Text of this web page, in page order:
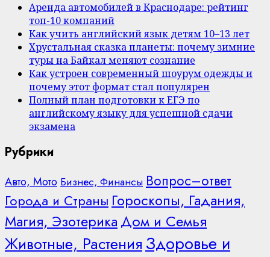
Аренда автомобилей в Краснодаре: рейтинг
топ-10 компаний
Как учить английский язык детям 10–13 лет
Хрустальная сказка планеты: почему зимние
туры на Байкал меняют сознание
Как устроен современный шоурум одежды и
почему этот формат стал популярен
Полный план подготовки к ЕГЭ по
английскому языку для успешной сдачи
экзамена
Рубрики
Авто, Мото Бизнес, Финансы Вопрос–ответ
Города и Страны Гороскопы, Гадания,
Магия, Эзотерика Дом и Семья
Животные, Растения Здоровье и